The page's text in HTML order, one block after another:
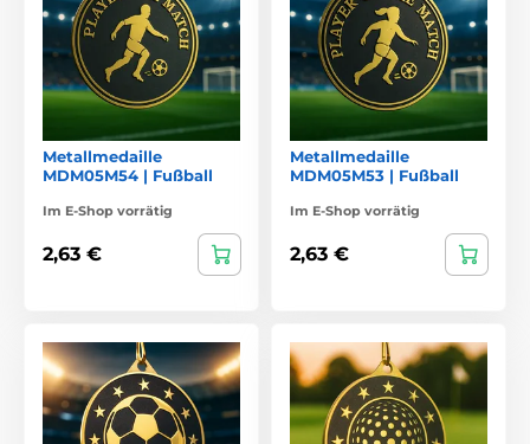
Metallmedaille
MDM05M54 | Fußball
Im E-Shop vorrätig
2,63 €
Metallmedaille
MDM05M53 | Fußball
Im E-Shop vorrätig
2,63 €